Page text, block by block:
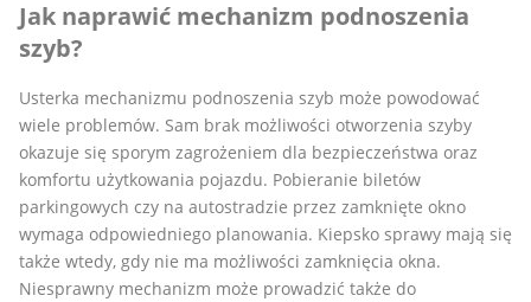
Jak naprawić mechanizm podnoszenia
szyb?
Usterka mechanizmu podnoszenia szyb może powodować
wiele problemów. Sam brak możliwości otworzenia szyby
okazuje się sporym zagrożeniem dla bezpieczeństwa oraz
komfortu użytkowania pojazdu. Pobieranie biletów
parkingowych czy na autostradzie przez zamknięte okno
wymaga odpowiedniego planowania. Kiepsko sprawy mają się
także wtedy, gdy nie ma możliwości zamknięcia okna.
Niesprawny mechanizm może prowadzić także do